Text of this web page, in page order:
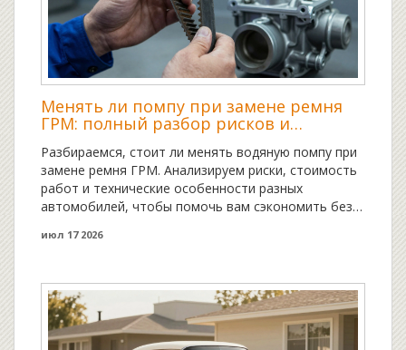
Менять ли помпу при замене ремня
ГРМ: полный разбор рисков и
Разбираемся, стоит ли менять водяную помпу при
замене ремня ГРМ. Анализируем риски, стоимость
работ и технические особенности разных
автомобилей, чтобы помочь вам сэкономить без
июл 17 2026